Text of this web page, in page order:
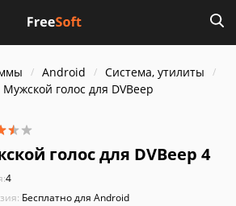
Android
Система, утилиты
Мужской голос для DVBeep
голос для DVBeep 4
4
Бесплатно для Android